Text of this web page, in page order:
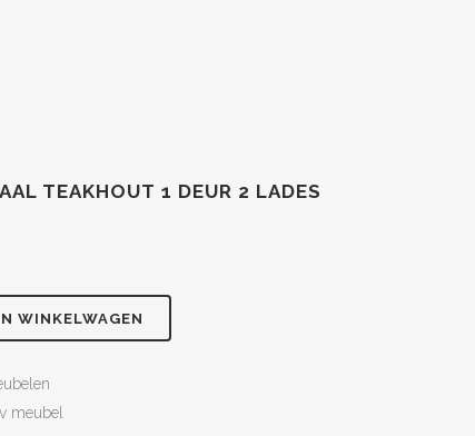
TEAKHOUT 1 DEUR 2 LADES
WINKELWAGEN
meubel